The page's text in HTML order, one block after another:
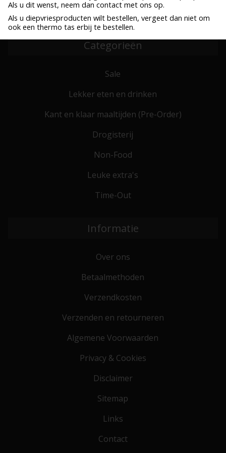
Als u dit wenst, neem dan contact met ons op.
Als u diepvriesproducten wilt bestellen, vergeet dan niet om
ook een thermo tas erbij te bestellen.
Bestel voor 10:00, zelfde werkdag verzonden
Verzenden al vanaf € 6,25
Categorieën
Sale
Lekker eten en drinken
Kant en klaar maaltijden (Pre-Order)
Drogisterij
Non-Food
Leuke extra's
Time-Out
Informatie
Over ons
Betaalmethoden
Verzendkosten
Verzenden en retourneren
Algemene Voorwaarden
Privacy & Cookies
Disclaimer
Sitemap
Links
Contact